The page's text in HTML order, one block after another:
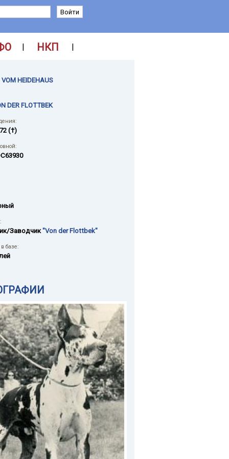
| НКП |
VOM HEIDEHAUS
DER FLOTTBEK
(†)
Заводчик"Von der Flottbek"
базе: